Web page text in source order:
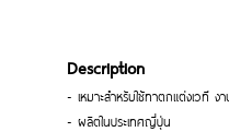
Description
- เหมาะสำหรับใช้ทาตกแต่งเวที
- ผลิตในประเทศญี่ปุ่น